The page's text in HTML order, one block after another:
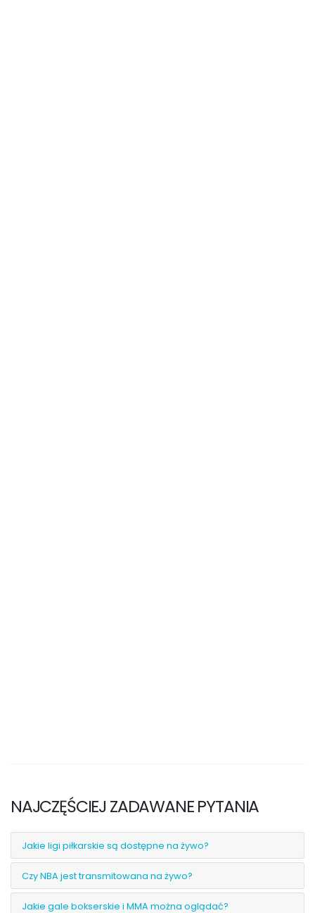
NAJCZĘŚCIEJ ZADAWANE PYTANIA
Jakie ligi piłkarskie są dostępne na żywo?
Czy NBA jest transmitowana na żywo?
Jakie gale bokserskie i MMA można oglądać?